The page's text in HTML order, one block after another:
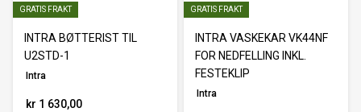
GRATIS FRAKT
INTRA BØTTERIST TIL
U2STD-1
Intra
kr 1 630,00
GRATIS FRAKT
INTRA VASKEKAR VK44NF
FOR NEDFELLING INKL.
FESTEKLIP
Intra